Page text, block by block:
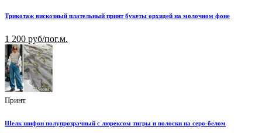
Трикотаж вискозный плательный принт букеты орхидей на молочном фоне
1 200 руб/пог.м.
Принт
Шелк шифон полупрозрачный с люрексом тигры и полоски на серо-белом